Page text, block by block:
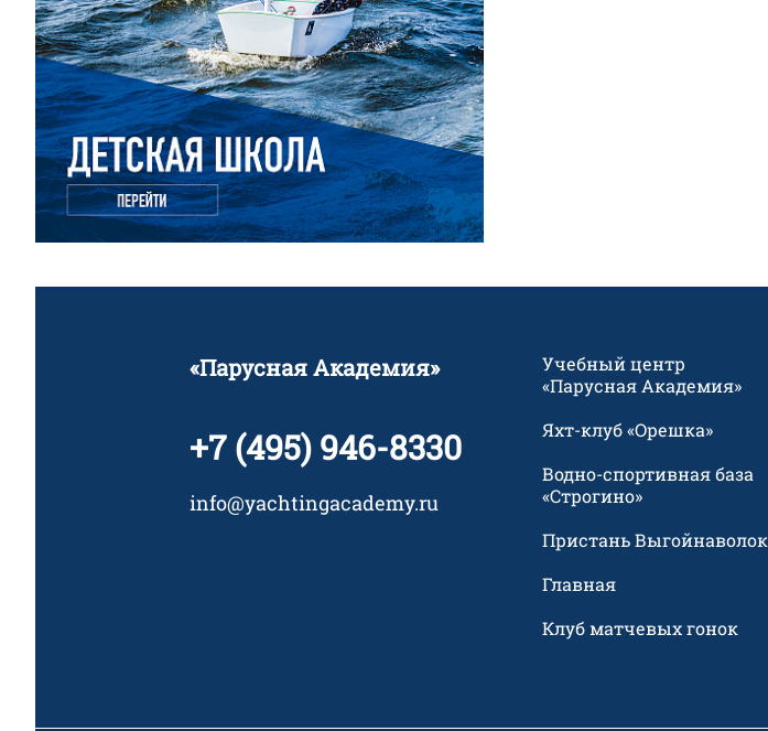
«Парусная Академия»
+7 (495) 946-8330
info@yachtingacademy.ru
Учебный центр
«Парусная Академия»
Яхт-клуб «Орешка»
Водно-спортивная база
«Строгино»
Пристань Выгойнаволок
Главная
Клуб матчевых гонок